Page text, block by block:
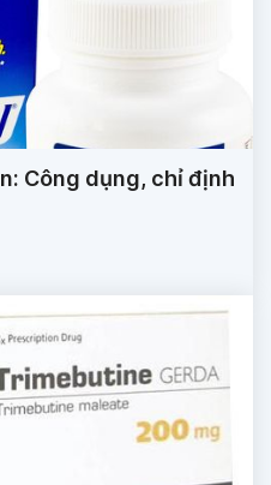
Công dụng, chỉ định